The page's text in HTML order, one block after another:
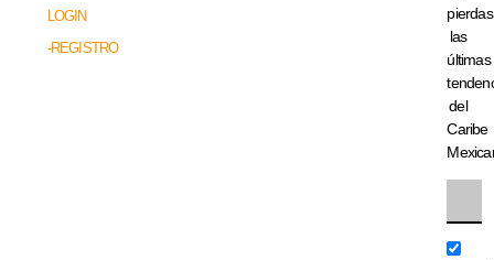
LOGIN
-REGISTRO
pierdas
las
últimas
del
Caribe